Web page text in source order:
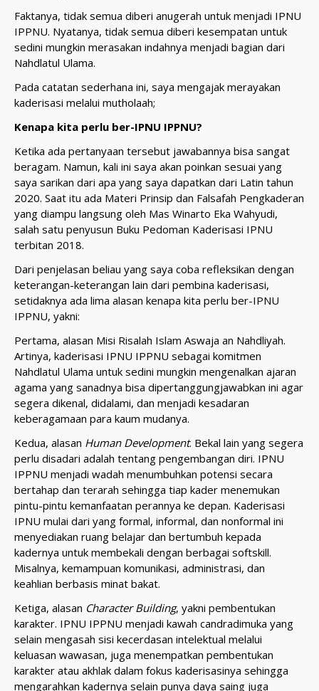
Faktanya, tidak semua diberi anugerah untuk menjadi IPNU
IPPNU. Nyatanya, tidak semua diberi kesempatan untuk
sedini mungkin merasakan indahnya menjadi bagian dari
Nahdlatul Ulama.
Pada catatan sederhana ini, saya mengajak merayakan
kaderisasi melalui mutholaah;
Kenapa kita perlu ber-IPNU IPPNU?
Ketika ada pertanyaan tersebut jawabannya bisa sangat
beragam. Namun, kali ini saya akan poinkan sesuai yang
saya sarikan dari apa yang saya dapatkan dari Latin tahun
2020. Saat itu ada Materi Prinsip dan Falsafah Pengkaderan
yang diampu langsung oleh Mas Winarto Eka Wahyudi,
salah satu penyusun Buku Pedoman Kaderisasi IPNU
terbitan 2018.
Dari penjelasan beliau yang saya coba refleksikan dengan
keterangan-keterangan lain dari pembina kaderisasi,
setidaknya ada lima alasan kenapa kita perlu ber-IPNU
IPPNU, yakni:
Pertama, alasan Misi Risalah Islam Aswaja an Nahdliyah.
Artinya, kaderisasi IPNU IPPNU sebagai komitmen
Nahdlatul Ulama untuk sedini mungkin mengenalkan ajaran
agama yang sanadnya bisa dipertanggungjawabkan ini agar
segera dikenal, didalami, dan menjadi kesadaran
keberagamaan para kaum mudanya.
Kedua, alasan Human Development. Bekal lain yang segera
perlu disadari adalah tentang pengembangan diri. IPNU
IPPNU menjadi wadah menumbuhkan potensi secara
bertahap dan terarah sehingga tiap kader menemukan
pintu-pintu kemanfaatan perannya ke depan. Kaderisasi
IPNU mulai dari yang formal, informal, dan nonformal ini
menyediakan ruang belajar dan bertumbuh kepada
kadernya untuk membekali dengan berbagai softskill.
Misalnya, kemampuan komunikasi, administrasi, dan
keahlian berbasis minat bakat.
Ketiga, alasan Character Building, yakni pembentukan
karakter. IPNU IPPNU menjadi kawah candradimuka yang
selain mengasah sisi kecerdasan intelektual melalui
keluasan wawasan, juga menempatkan pembentukan
karakter atau akhlak dalam fokus kaderisasinya sehingga
mengarahkan kadernya selain punya daya saing juga